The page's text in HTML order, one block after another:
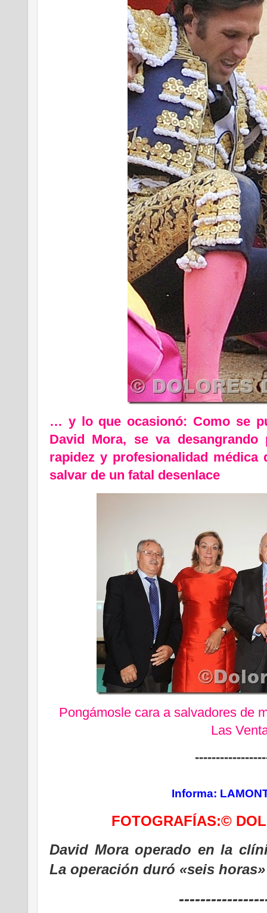
… y lo que ocasionó: Como se
David Mora, se va
rapidez y profesionalidad
salvar de un fatal desenlace
Pongámosle cara a salvadores de
Las
Informa:
FOTOGRAFÍAS:©
David Mora operado en la
La operación duró «seis horas»